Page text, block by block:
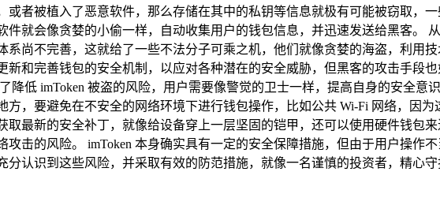
者被植入了恶意软件，那么存储在其中的私钥等信息就极有可能被窃取，
就会像贪婪的小偷一样，自动收集用户的钱包信息，并迅速发送给黑客。
尚不完善，这就给了一些不法分子可乘之机，他们就像贪婪的海盗，利用
新和完善钱包的安全机制，以应对各种潜在的安全威胁，但黑客的攻击手段
低 imToken 被盗的风险，用户需要像警觉的卫士一样，提高自身的安全意
，要避免在不安全的网络环境下进行钱包操作，比如公共 Wi-Fi 网络，因
取最新的安全补丁，就像给设备穿上一层坚固的铠甲，还可以使用硬件钱包
击的风险。 imToken 本身确实具有一定的安全保障措施，但由于用户操作
分认识到这些风险，并采取有效的防范措施，就像一名谨慎的投资者，精心